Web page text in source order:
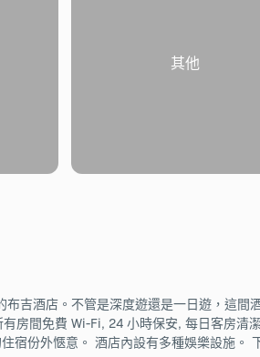
其他
布吉酒店。不管是深度遊還是一日遊，這
房間免費 Wi-Fi, 24 小時保安, 每日客房
宿份外愜意。 酒店內設有多種娛樂設施。